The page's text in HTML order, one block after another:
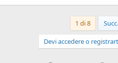
1 di 8 Succ.
Devi accedere o